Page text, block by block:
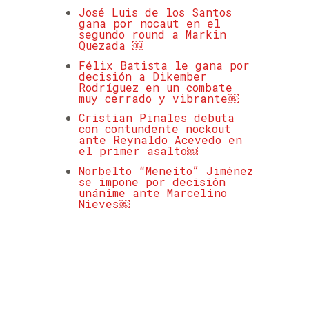
José Luis de los Santos
gana por nocaut en el
segundo round a Markin
Quezada ￼
Félix Batista le gana por
decisión a Dikember
Rodríguez en un combate
muy cerrado y vibrante￼
Cristian Pinales debuta
con contundente nockout
ante Reynaldo Acevedo en
el primer asalto￼
Norbelto “Meneíto” Jiménez
se impone por decisión
unánime ante Marcelino
Nieves￼